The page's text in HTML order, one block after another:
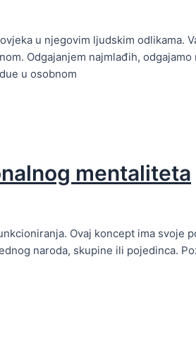
u njegovim ljudskim odlikama.
Odgajanjem najmlađih,
u osobnom
mentaliteta
Ovaj koncept ima svoje
naroda, skupine ili pojedinca.